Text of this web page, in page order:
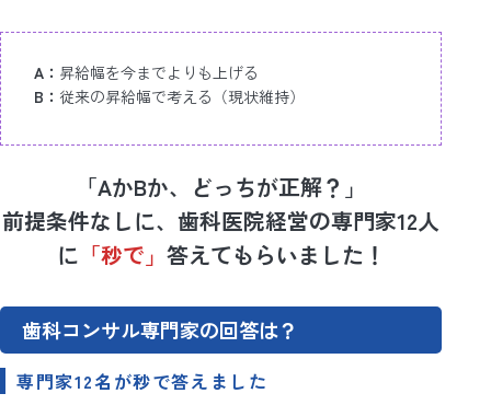
A： 昇給幅を今までよりも上げる
B： 従来の昇給幅で考える（現状維持）
「AかBか、どっちが正解？」
前提条件なしに、歯科医院経営の専門家12人
に 「秒で」 答えてもらいました！
歯科コンサル専門家の回答は？
専門家12名が秒で答えました